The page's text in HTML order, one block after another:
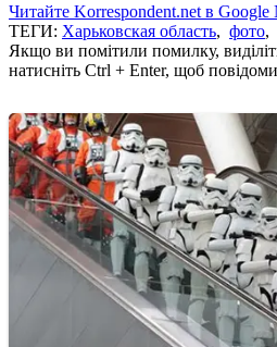
Читайте Korrespondent.net в Google
ТЕГИ: Харьковская область, фото,
Якщо ви помітили помилку,
натисніть Ctrl + Enter, щоб